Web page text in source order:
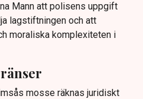
Mann att polisens uppgift
lagstiftningen och att
moraliska komplexiteten i
mosse räknas juridiskt